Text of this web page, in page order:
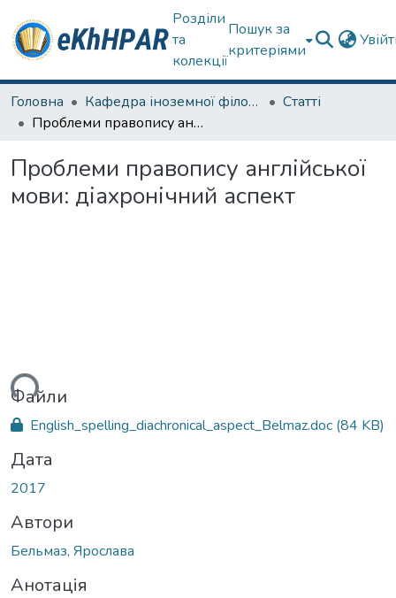
Розділи
та
колекції
Пошук за
критеріями
Головна Кафедра іноземної філології
Статті
Проблеми правопису англійської мови: діахронічний аспект
Проблеми правопису англійської
мови: діахронічний аспект
Файли
English_spelling_diachronical_aspect_Belmaz.doc (84 KB)
Дата
2017
Автори
Бельмаз, Ярослава
Анотація